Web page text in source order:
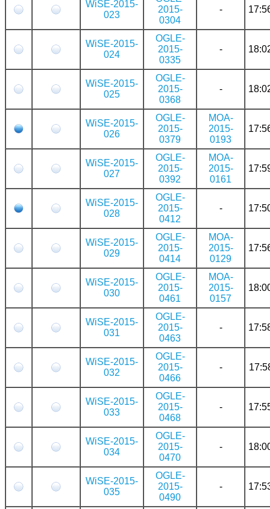
WiSE-2015-
023
2015-
0304
-
WiSE-2015-
024
OGLE-
2015-
0335
-
WiSE-2015-
025
OGLE-
2015-
0368
-
WiSE-2015-
026
OGLE-
2015-
0379
MOA-
2015-
0193
WiSE-2015-
027
OGLE-
2015-
0392
MOA-
2015-
0161
WiSE-2015-
028
OGLE-
2015-
0412
-
WiSE-2015-
029
OGLE-
2015-
0414
MOA-
2015-
0129
WiSE-2015-
030
OGLE-
2015-
0461
MOA-
2015-
0157
WiSE-2015-
031
OGLE-
2015-
0463
-
WiSE-2015-
032
OGLE-
2015-
0466
-
WiSE-2015-
033
OGLE-
2015-
0468
-
WiSE-2015-
034
OGLE-
2015-
0470
-
WiSE-2015-
035
OGLE-
2015-
0490
-